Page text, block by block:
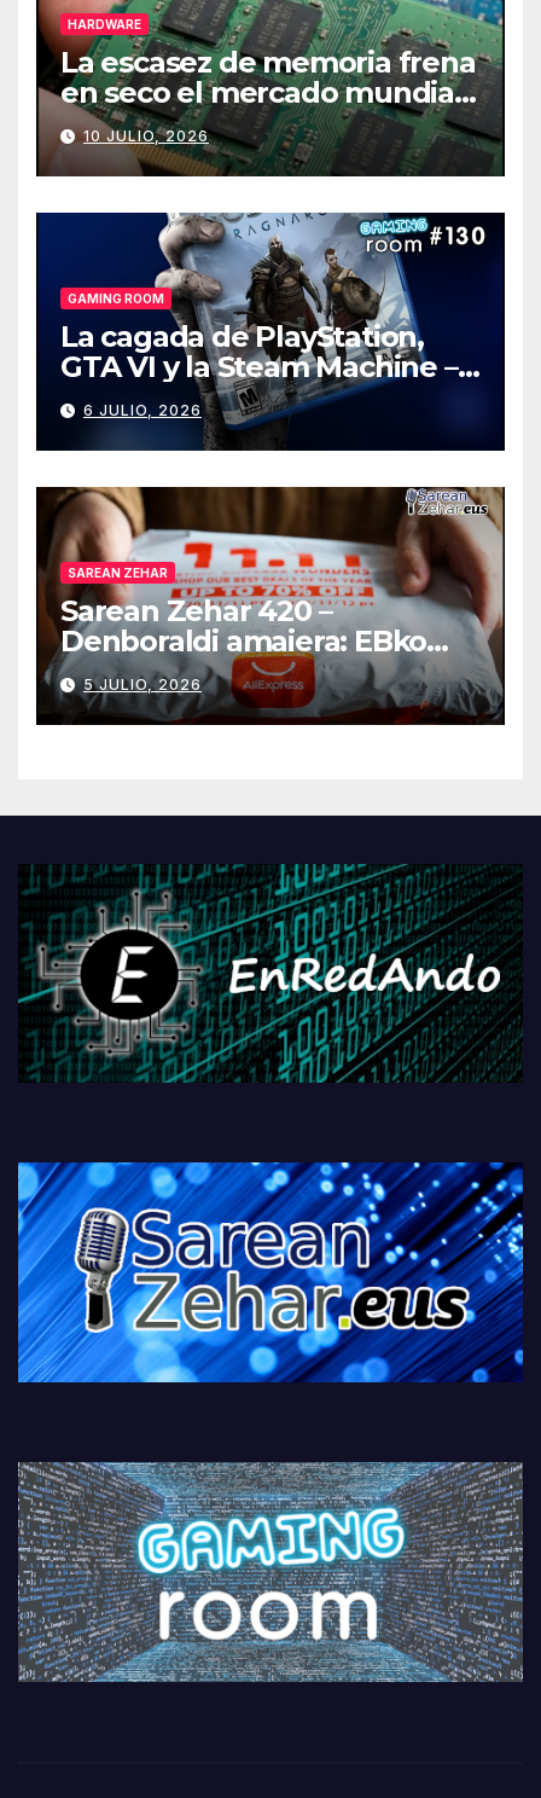
HARDWARE
La escasez de memoria frena
en seco el mercado mundial
de PCs
10 JULIO, 2026
GAMING ROOM
La cagada de PlayStation,
GTA VI y la Steam Machine –
Gaming Room #130
6 JULIO, 2026
SAREAN ZEHAR
Sarean Zehar 420 –
Denboraldi amaiera: EBko
muga-zerga berriak
AliExpressi, AEBetako AAren
kontrola, Googleri behin
PlayStationeko bideojoko
5 JULIO, 2026